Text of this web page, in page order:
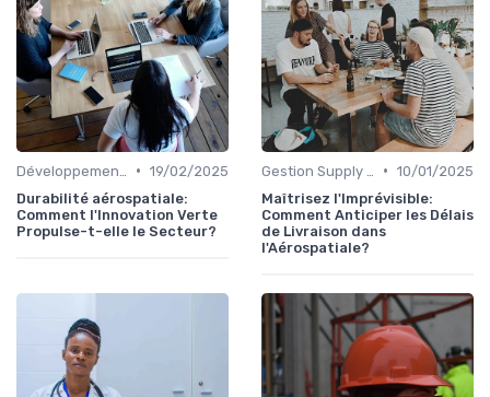
• 19/02/2025
Durabilité aérospatiale:
Comment l'Innovation Verte
Propulse-t-elle le Secteur?
• 10/01/2025
Maîtrisez l'Imprévisible:
Comment Anticiper les Délais
de Livraison dans
l'Aérospatiale?